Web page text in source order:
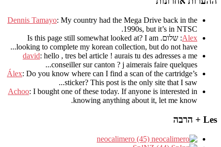
Dennis Tamayo: My country had the Mega Drive back in the
1990s, but it’s in NTSC
.
Alex: שלום. Is this page still somewhat looked at? I am
looking to complete my korean collection, but do not have..
.
david: hello , tres bel article ! aurais tu des adresses a me
conseiller sur canton ? j aimerais faire quelques..
.
Álex: Do you know where can I find a scan of the cartridge’s
sticker? This post is the only site that I saw...
Achoo: I bought one of these today. If anyone is interested in
knowing anything about it, let me know.
Les + הרבה